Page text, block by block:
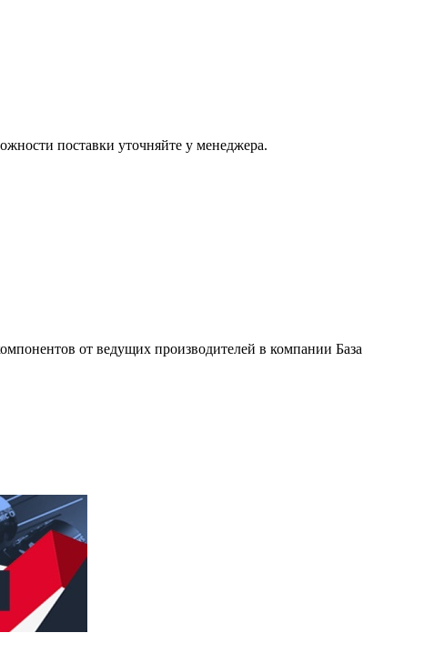
поставки уточняйте у менеджера.
от ведущих производителей в компании База